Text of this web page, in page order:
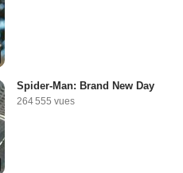
Spider-Man: Brand New Day
264 555 vues